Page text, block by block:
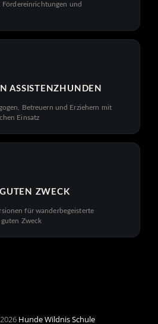
und
ASSISTENZHUNDEN
Betreuern und Erziehern mit
Einsatz
ZWECK
für wanderbegeisterte
Zweck
Hunde Wildnis Schule